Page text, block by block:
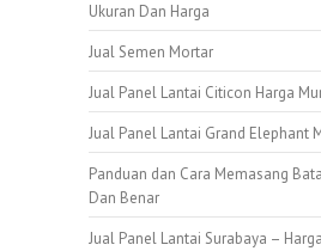
Ukuran Dan Harga
Jual Semen Mortar
Jual Panel Lantai Citicon Harga
Jual Panel Lantai Grand Elephant
Panduan dan Cara Memasang
Dan Benar
Jual Panel Lantai Surabaya –